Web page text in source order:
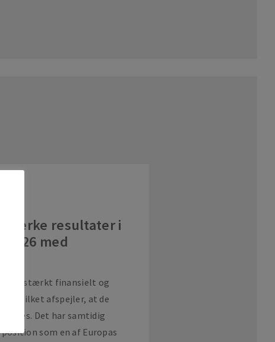
stærke resultater i
2026 med
med stærkt finansielt og
hvilket afspejler, at de
Det har samtidig
som en af Europas